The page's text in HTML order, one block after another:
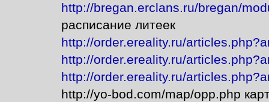
http://bregan.erclans.ru/bregan/
расписание литеек
http://order.ereality.ru/
http://order.ereality.ru/
http://order.ereality.ru/
http://yo-bod.com/map/opp.php